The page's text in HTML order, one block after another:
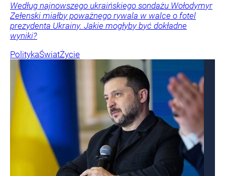
Według najnowszego ukraińskiego sondażu Wołodymyr
Zełenski miałby poważnego rywala w walce o fotel
prezydenta Ukrainy. Jakie mogłyby być dokładne
wyniki?
PolitykaŚwiatŻycie